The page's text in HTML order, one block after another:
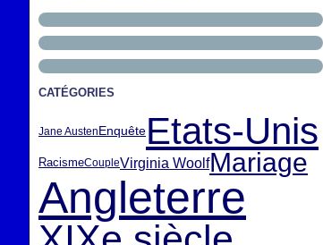
CATÉGORIES
Jane AustenEnquêteEtats-Unis
RacismeCoupleVirginia WoolfMariage
Angleterre